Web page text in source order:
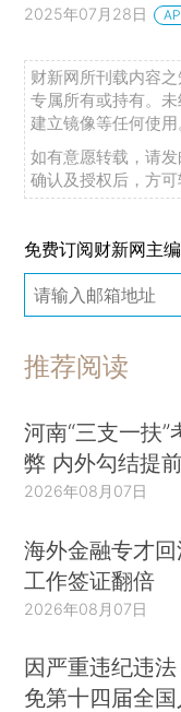
2025年07月28日
财新网所刊载内容
专属所有或持有。
建立镜像等任何使用
如有意愿转载，请
确认及授权后，方可
免费订阅财新网主
推荐阅读
河南“三支一扶
弊 内外勾结提
2026年08月07日
海外金融专才
工作签证翻倍
2026年08月07日
因严重违纪违
免第十四届全